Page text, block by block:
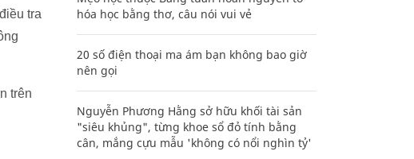
tra
trên
hóa học bằng thơ, câu nói vui vẻ
20 số điện thoại ma ám bạn không bao giờ
nên gọi
Nguyễn Phương Hằng sở hữu khối tài sản
"siêu khủng", từng khoe sổ đỏ tính bằng
cân, mắng cựu mẫu 'không có nổi nghìn tỷ'